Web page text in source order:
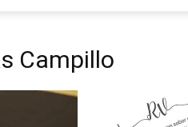
Campillo